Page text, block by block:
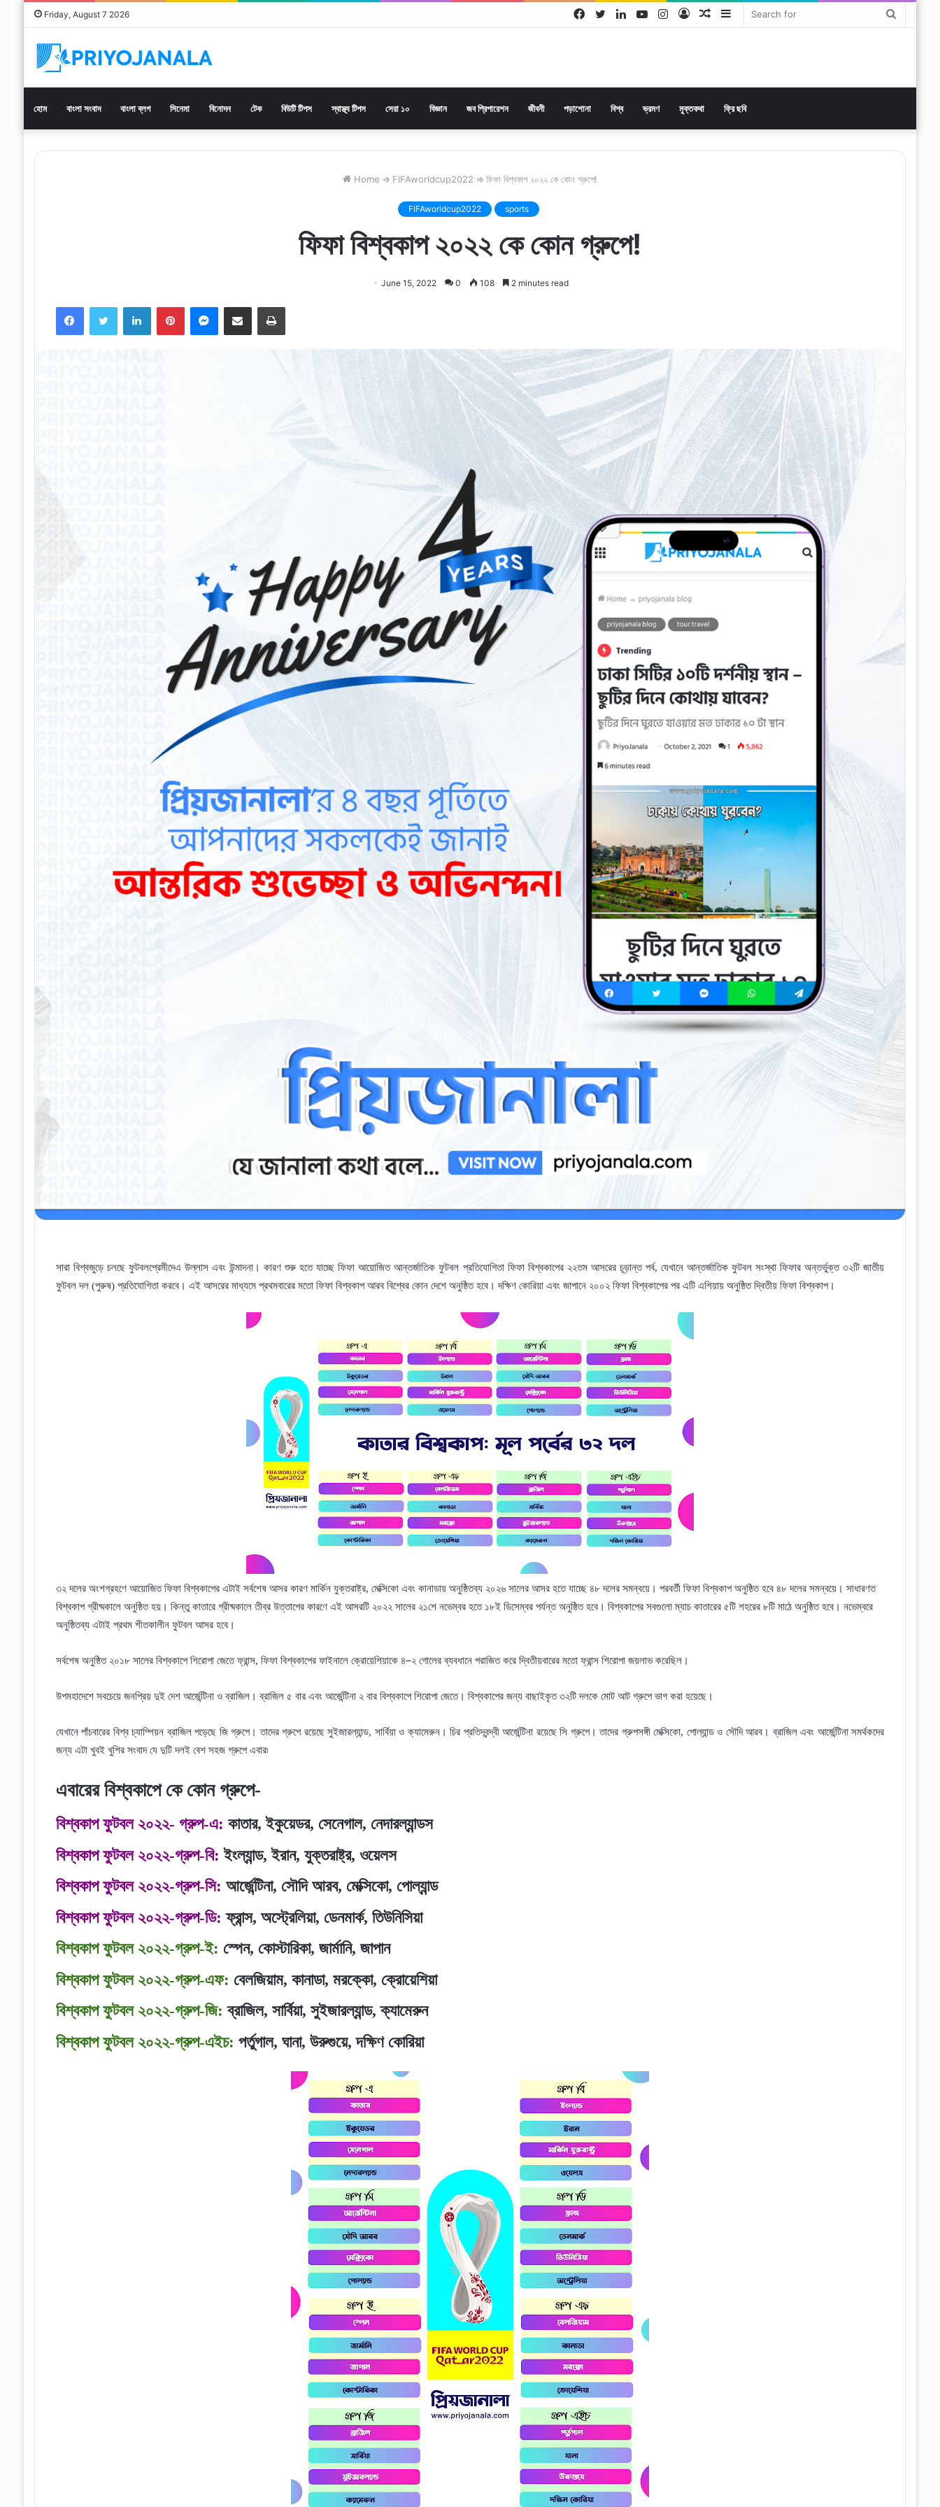
Friday, August 7 2026 Sidebar
Random
Log
Instagram
YouTube
LinkedIn
Twitter
Facebook
হোম বাংলা সংবাদ বাংলা ব্লগ সিনেমা বিনোদন টেক বিউটি টিপস স্বাস্থ্য টিপস সেরা ১০ বিজ্ঞান জব প্রিপারেশন জীবনী পড়াশোনা বিশ্ব ভ্রমণ মুক্তকথা ফ্রি ছবি
Home ⇒ FIFAworldcup2022 ⇒ ফিফা বিশ্বকাপ ২০২২ কে কোন গ্রুপে!
FIFAworldcup2022 sports
ফিফা বিশ্বকাপ ২০২২ কে কোন গ্রুপে!
June 15, 2022 0 108 2 minutes read
Facebook Twitter LinkedIn Pinterest Messenger Share via Email Print
সারা বিশ্বজুড়ে চলছে ফুটবলপ্রেমীদেএ উল্লাস এবং উন্মাদনা। কারণ শুরু হতে যাচ্ছে ফিফা আয়োজিত আন্তর্জাতিক ফুটবল প্রতিযোগিতা ফিফা বিশ্বকাপের ২২তম আসরের চূড়ান্ত পর্ব, যেখানে আন্তর্জাতিক ফুটবল সংস্থা ফিফার অন্তর্ভুক্ত ৩২টি জাতীয়
ফুটবল দল (পুরুষ) প্রতিযোগিতা করবে। এই আসরের মাধ্যমে প্রথমবারের মতো ফিফা বিশ্বকাপ আরব বিশ্বের কোন দেশে অনুষ্ঠিত হবে। দক্ষিণ কোরিয়া এবং জাপানে ২০০২ ফিফা বিশ্বকাপের পর এটি এশিয়ায় অনুষ্ঠিত দ্বিতীয় ফিফা বিশ্বকাপ।
৩২ দলের অংশগ্রহণে আয়োজিত ফিফা বিশ্বকাপের এটাই সর্বশেষ আসর কারণ মার্কিন যুক্তরাষ্ট্র, মেক্সিকো এবং কানাডায় অনুষ্ঠিতব্য ২০২৬ সালের আসর হতে যাচ্ছে ৪৮ দলের সমন্বয়ে। পরবর্তী ফিফা বিশ্বকাপ অনুষ্ঠিত হবে ৪৮ দলের সমন্বয়ে। সাধারণত
বিশ্বকাপ গ্রীষ্মকালে অনুষ্ঠিত হয়। কিন্তু কাতারে গ্রীষ্মকালে তীব্র উত্তাপের কারণে এই আসরটি ২০২২ সালের ২১শে নভেম্বর হতে ১৮ই ডিসেম্বর পর্যন্ত অনুষ্ঠিত হবে। বিশ্বকাপের সবগুলো ম্যাচ কাতারের ৫টি শহরের ৮টি মাঠে অনুষ্ঠিত হবে। নভেম্বরে
অনুষ্ঠিতব্য এটাই প্রথম শীতকালীন ফুটবল আসর হবে।
সর্বশেষ অনুষ্ঠিত ২০১৮ সালের বিশ্বকাপে শিরোপা জেতে ফ্রান্স, ফিফা বিশ্বকাপের ফাইনালে ক্রোয়েশিয়াকে ৪–২ গোলের ব্যবধানে পরাজিত করে দ্বিতীয়বারের মতো ফ্রান্স শিরোপা জয়লাভ করেছিল।
উপমহাদেশে সবচেয়ে জনপ্রিয় দুই দেশ আর্জেন্টিনা ও ব্রাজিল। ব্রাজিল ৫ বার এবং আর্জেন্টিনা ২ বার বিশ্বকাপে শিরোপা জেতে। বিশ্বকাপের জন্য বাছাইকৃত ৩২টি দলকে মোট আট গ্রুপে ভাগ করা হয়েছে।
যেখানে পাঁচবারের বিশ্ব চ্যাম্পিয়ন ব্রাজিল পড়েছে জি গ্রুপে। তাদের গ্রুপে রয়েছে সুইজারল্যান্ড, সার্বিয়া ও ক্যামেরুন। চির প্রতিদ্বন্দ্বী আর্জেন্টিনা রয়েছে সি গ্রুপে। তাদের গ্রুপসঙ্গী মেক্সিকো, পোল্যান্ড ও সৌদি আরব। ব্রাজিল এবং আর্জেন্টিনা সমর্থকদের
জন্য এটা খুবই খুশির সংবাদ যে দুটি দলই বেশ সহজ গ্রুপে এবার৷
এবারের বিশ্বকাপে কে কোন গ্রুপে-
বিশ্বকাপ ফুটবল ২০২২- গ্রুপ-এ: কাতার, ইকুয়েডর, সেনেগাল, নেদারল্যান্ডস
বিশ্বকাপ ফুটবল ২০২২-গ্রুপ-বি: ইংল্যান্ড, ইরান, যুক্তরাষ্ট্র, ওয়েলস
বিশ্বকাপ ফুটবল ২০২২-গ্রুপ-সি: আর্জেন্টিনা, সৌদি আরব, মেক্সিকো, পোল্যান্ড
বিশ্বকাপ ফুটবল ২০২২-গ্রুপ-ডি: ফ্রান্স, অস্ট্রেলিয়া, ডেনমার্ক, তিউনিসিয়া
বিশ্বকাপ ফুটবল ২০২২-গ্রুপ-ই: স্পেন, কোস্টারিকা, জার্মানি, জাপান
বিশ্বকাপ ফুটবল ২০২২-গ্রুপ-এফ: বেলজিয়াম, কানাডা, মরক্কো, ক্রোয়েশিয়া
বিশ্বকাপ ফুটবল ২০২২-গ্রুপ-জি: ব্রাজিল, সার্বিয়া, সুইজারল্যান্ড, ক্যামেরুন
বিশ্বকাপ ফুটবল ২০২২-গ্রুপ-এইচ: পর্তুগাল, ঘানা, উরুগুয়ে, দক্ষিণ কোরিয়া